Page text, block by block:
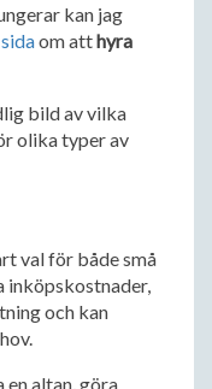
kan jag
om atthyra
bild av vilka
olika typer av
val för både små
inköpskostnader,
och kan
altan, göra